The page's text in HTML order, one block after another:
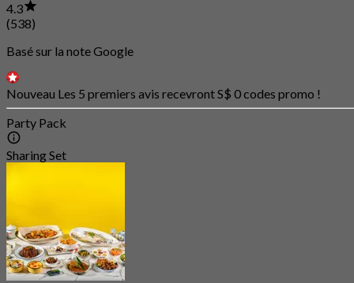
4.3
(538)
Basé sur la note Google
Nouveau Les 5 premiers avis recevront S$ 0 codes promo !
Party Pack
Sharing Set